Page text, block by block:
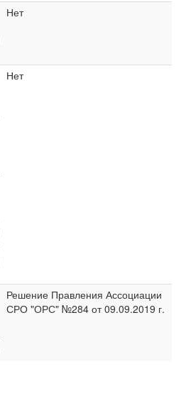
Нет
Нет
Решение Правления Ассоциации
СРО "ОРС" №284 от 09.09.2019 г.